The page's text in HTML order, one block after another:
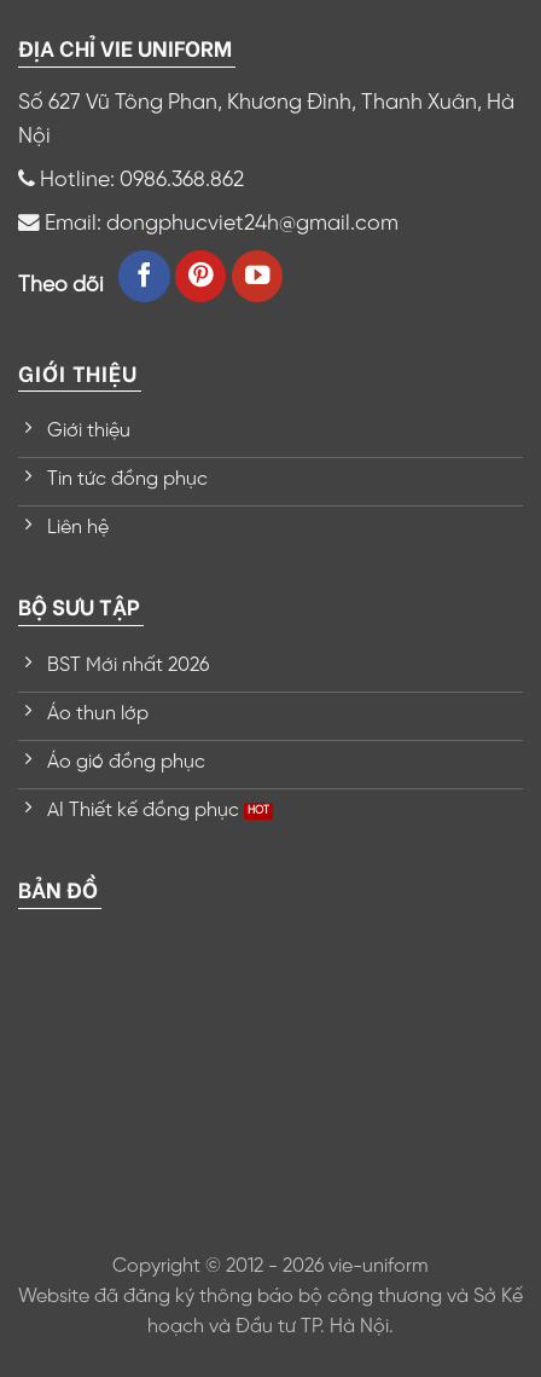
ĐỊA CHỈ VIE UNIFORM
Số 627 Vũ Tông Phan, Khương Đình, Thanh Xuân, Hà
Nội
Hotline: 0986.368.862
Email: dongphucviet24h@gmail.com
Theo dõi
GIỚI THIỆU
Giới thiệu
Tin tức đồng phục
Liên hệ
BỘ SƯU TẬP
BST Mới nhất 2026
Áo thun lớp
Áo gió đồng phục
AI Thiết kế đồng phục
BẢN ĐỒ
Copyright © 2012 - 2026 vie-uniform
Website đã đăng ký thông báo bộ công thương và Sở Kế
hoạch và Đầu tư TP. Hà Nội.